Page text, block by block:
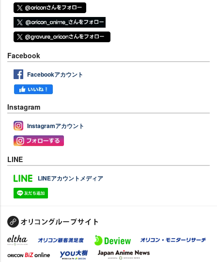
Facebook
Facebookアカウント
Instagram
Instagramアカウント
LINE
LINEアカウントメディア